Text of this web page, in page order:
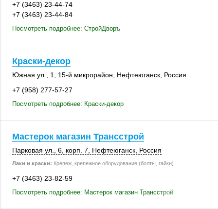
+7 (3463) 23-44-74
+7 (3463) 23-44-84
Посмотреть подробнее: СтройДворъ
Краски-декор
Южная ул., 1 15-й микрорайон Нефтеюганск Россия
+7 (958) 277-57-27
Посмотреть подробнее: Краски-декор
Мастерок магазин Трансстрой
Парковая ул., 6 корп. 7 Нефтеюганск Россия
Лаки и краски: Крепеж, крепежное оборудование (болты, гайки)
+7 (3463) 23-82-59
Посмотреть подробнее: Мастерок магазин Трансстрой